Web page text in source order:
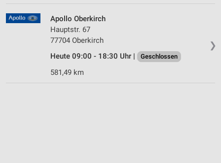
❯
Apollo Oberkirch
Hauptstr. 67
77704 Oberkirch
Heute 09:00 - 18:30 Uhr |
Geschlossen
581,49 km